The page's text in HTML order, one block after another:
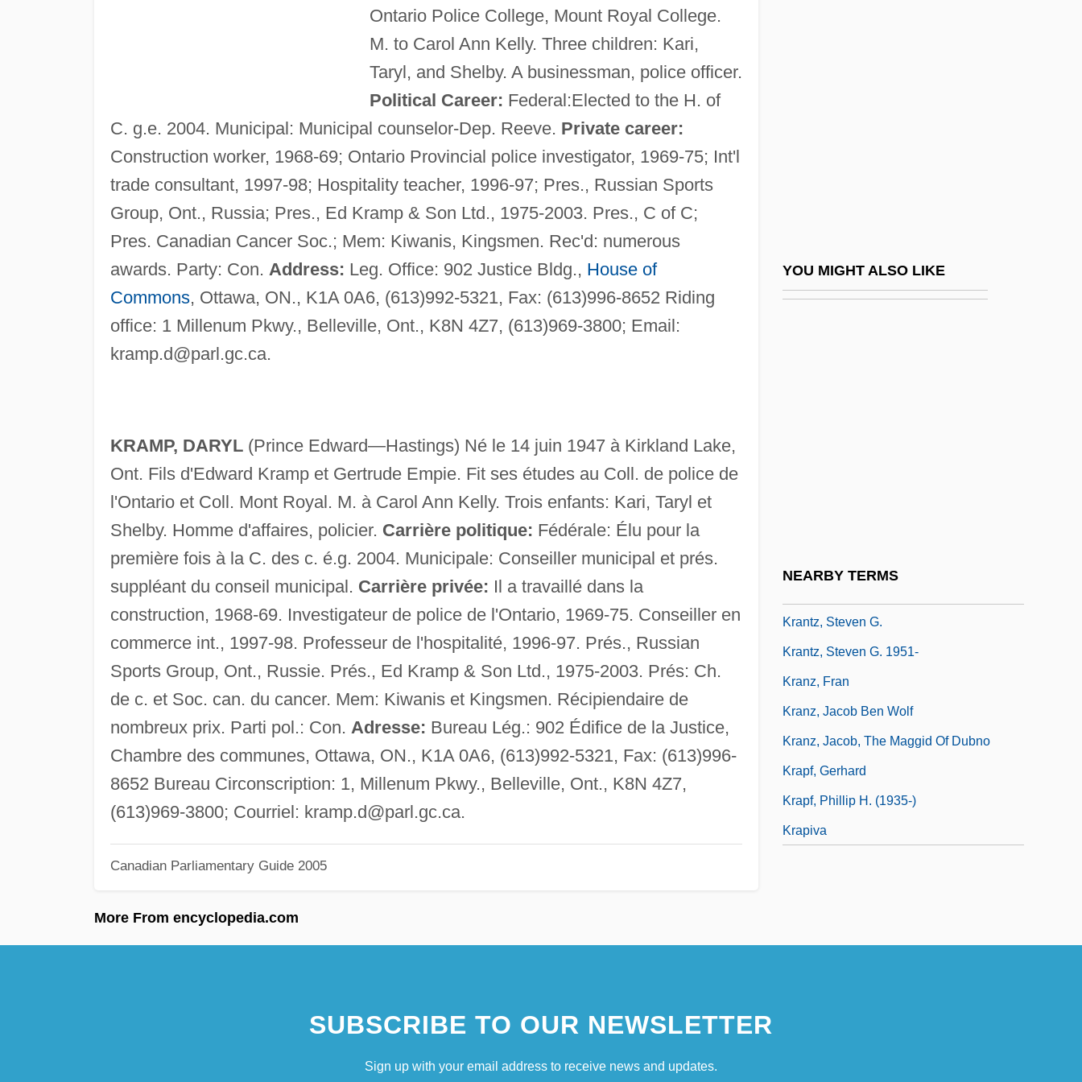
Ontario Police College, Mount Royal College.
M. to Carol Ann Kelly. Three children: Kari,
Taryl, and Shelby. A businessman, police officer.
Political Career: Federal:Elected to the H. of
C. g.e. 2004. Municipal: Municipal counselor-Dep. Reeve. Private career:
Construction worker, 1968-69; Ontario Provincial police investigator, 1969-75; Int'l
trade consultant, 1997-98; Hospitality teacher, 1996-97; Pres., Russian Sports
Group, Ont., Russia; Pres., Ed Kramp & Son Ltd., 1975-2003. Pres., C of C;
Pres. Canadian Cancer Soc.; Mem: Kiwanis, Kingsmen. Rec'd: numerous
awards. Party: Con. Address: Leg. Office: 902 Justice Bldg., House of
Commons, Ottawa, ON., K1A 0A6, (613)992-5321, Fax: (613)996-8652 Riding
office: 1 Millenum Pkwy., Belleville, Ont., K8N 4Z7, (613)969-3800; Email:
kramp.d@parl.gc.ca.
KRAMP, DARYL(Prince Edward—Hastings) Né le 14 juin 1947 à Kirkland Lake,
Ont. Fils d'Edward Kramp et Gertrude Empie. Fit ses études au Coll. de police de
l'Ontario et Coll. Mont Royal. M. à Carol Ann Kelly. Trois enfants: Kari, Taryl et
Shelby. Homme d'affaires, policier. Carrière politique: Fédérale: Élu pour la
première fois à la C. des c. é.g. 2004. Municipale: Conseiller municipal et prés.
suppléant du conseil municipal. Carrière privée: Il a travaillé dans la
construction, 1968-69. Investigateur de police de l'Ontario, 1969-75. Conseiller en
commerce int., 1997-98. Professeur de l'hospitalité, 1996-97. Prés., Russian
Sports Group, Ont., Russie. Prés., Ed Kramp & Son Ltd., 1975-2003. Prés: Ch.
de c. et Soc. can. du cancer. Mem: Kiwanis et Kingsmen. Récipiendaire de
nombreux prix. Parti pol.: Con. Adresse: Bureau Lég.: 902 Édifice de la Justice,
Chambre des communes, Ottawa, ON., K1A 0A6, (613)992-5321, Fax: (613)996-
8652 Bureau Circonscription: 1, Millenum Pkwy., Belleville, Ont., K8N 4Z7,
(613)969-3800; Courriel: kramp.d@parl.gc.ca.
Canadian Parliamentary Guide 2005
More From encyclopedia.com
YOU MIGHT ALSO LIKE
NEARBY TERMS
Krandievskaya, Anastasiia (1865–1938)
Krandievskaya, Natalia (1888–1963)
Krantz, Steven G.
Krantz, Steven G. 1951-
Kranz, Fran
Kranz, Jacob Ben Wolf
Kranz, Jacob, The Maggid Of Dubno
Krapf, Gerhard
Krapf, Phillip H. (1935-)
Krapiva
SUBSCRIBE TO OUR NEWSLETTER
Sign up with your email address to receive news and updates.